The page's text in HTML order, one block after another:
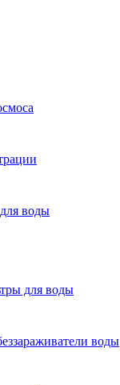
воды
для воды
воды